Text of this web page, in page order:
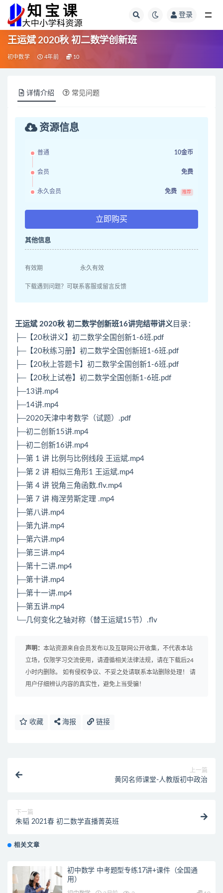
登录
王运斌 2020秋 初二数学创新班
初中数学 4年前 10
详情介绍 常见问题
资源信息
普通 10金币
会员 免费
永久会员 免费 推荐
立即购买
其他信息
有效期 永久有效
下载遇到问题？可联系客服或留言反馈
王运斌 2020秋 初二数学创新班16讲完结带讲义 目录：
├─【20秋讲义】初二数学全国创新1-6班.pdf
├─【20秋练习册】初二数学全国创新班1-6班.pdf
├─【20秋上答题卡】初二数学全国创新1-6班.pdf
├─【20秋上试卷】初二数学全国创新1-6班.pdf
├─13讲.mp4
├─14讲.mp4
├─2020天津中考数学（试题）.pdf
├─初二创新15讲.mp4
├─初二创新16讲.mp4
├─第 1 讲 比例与比例线段 王运斌.mp4
├─第 2 讲 相似三角形1 王运斌.mp4
├─第 4 讲 锐角三角函数.flv.mp4
├─第 7 讲 梅涅劳斯定理 .mp4
├─第八讲.mp4
├─第九讲.mp4
├─第六讲.mp4
├─第三讲.mp4
├─第十二讲.mp4
├─第十讲.mp4
├─第十一讲.mp4
├─第五讲.mp4
└─几何变化之轴对称（替王运斌15节）.flv
声明： 本站资源来自会员发布以及互联网公开收集，不代表本站
立场，仅限学习交流使用，请遵循相关法律法规，请在下载后24
小时内删除。 如有侵权争议、不妥之处请联系本站删除处理！ 请
用户仔细辨认内容的真实性，避免上当受骗！
收藏 海报 链接
上一篇
黄冈名师课堂-人教版初中政治
下一篇
朱韬 2021春 初二数学直播菁英班
相关文章
初中数学 中考题型专练17讲+课件（全国通
用）
全部